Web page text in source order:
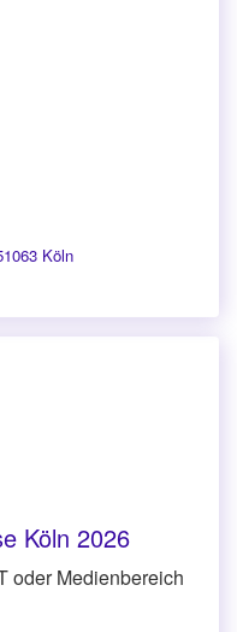
Köln
Köln 2026
oder Medienbereich